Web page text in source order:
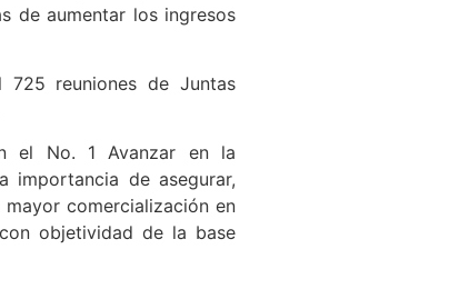
de aumentar los ingresos
725 reuniones de Juntas
el No. 1 Avanzar en la
importancia de asegurar,
comercialización en
objetividad de la base